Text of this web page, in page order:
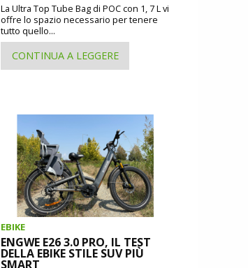
La Ultra Top Tube Bag di POC con 1, 7 L vi
offre lo spazio necessario per tenere
tutto quello...
CONTINUA A LEGGERE
EBIKE
ENGWE E26 3.0 PRO, IL TEST
DELLA EBIKE STILE SUV PIÙ
SMART